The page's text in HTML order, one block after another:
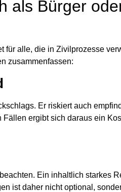
als Bürger
für alle, die in Zivilprozesse
zusammenfassen:
Er riskiert auch
ergibt sich daraus ein
Ein inhaltlich starkes
ist daher nicht optional,